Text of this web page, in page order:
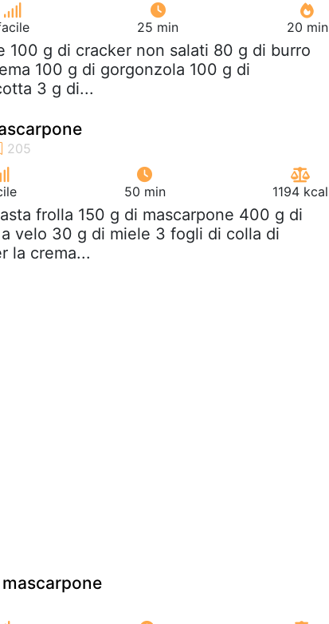
25 min 20 min
100 g di cracker non salati 80 g di burro
100 g di gorgonzola 100 g di
3 g di...
50 min 1194 kcal
frolla 150 g di mascarpone 400 g di
velo 30 g di miele 3 fogli di colla di
la crema...